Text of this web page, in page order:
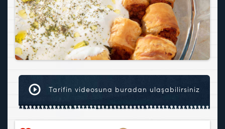
Tarifin videosuna buradan ulaşabilirsiniz